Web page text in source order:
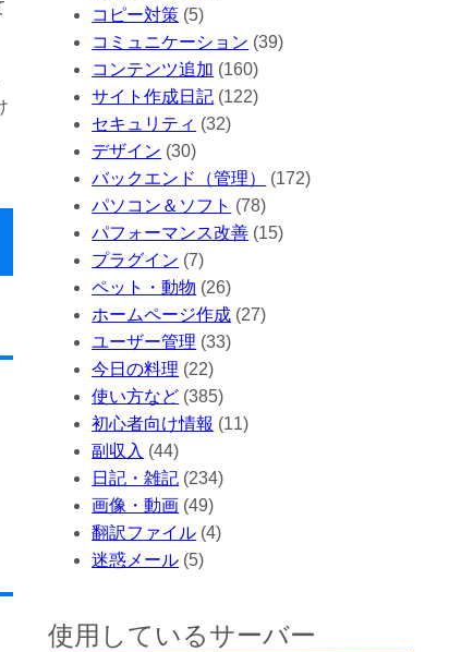
コピー対策 (5)
コミュニケーション (39)
コンテンツ追加 (160)
サイト作成日記 (122)
セキュリティ (32)
デザイン (30)
バックエンド（管理）
(172)
パソコン＆ソフト (78)
パフォーマンス改善 (15)
プラグイン (7)
ペット・動物 (26)
ホームページ作成 (27)
ユーザー管理 (33)
今日の料理 (22)
使い方など (385)
初心者向け情報 (11)
副収入 (44)
日記・雑記 (234)
画像・動画 (49)
翻訳ファイル (4)
迷惑メール (5)
使用しているサーバー